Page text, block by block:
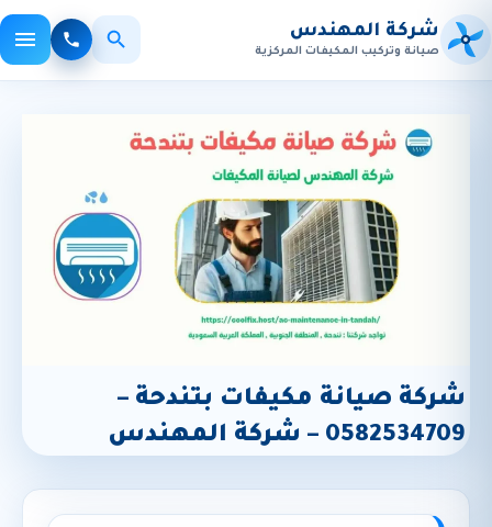
شركة المهندس
صيانة وتركيب المكيفات المركزية
بحث ×
صيانة مكيفات تركيب تنظيف
شركة صيانة مكيفات بتندحة –
0582534709 – شركة المهندس